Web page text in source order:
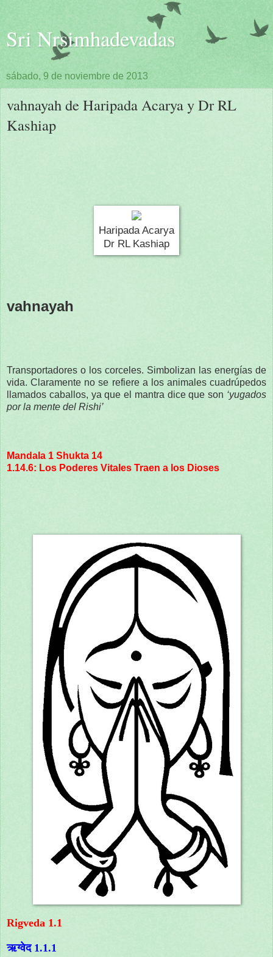
Sri Nrsimhadevadas
sábado, 9 de noviembre de 2013
vahnayah de Haripada Acarya y Dr RL
Kashiap
Haripada Acarya
Dr RL Kashiap
vahnayah
Transportadores o los corceles. Simbolizan las energías de
vida. Claramente no se refiere a los animales cuadrúpedos
llamados caballos, ya que el mantra dice que son ‘yugados
por la mente del Rishi’
Mandala 1 Shukta 14
1.14.6: Los Poderes Vitales Traen a los Dioses
Rigveda 1.1
ऋग्वेद 1.1.1